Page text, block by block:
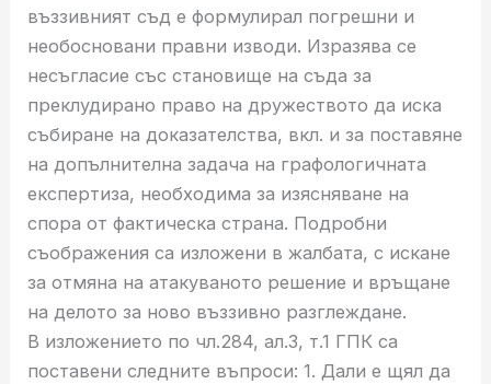
въззивният съд е формулирал погрешни и
необосновани правни изводи. Изразява се
несъгласие със становище на съда за
преклудирано право на дружеството да иска
събиране на доказателства, вкл. и за поставяне
на допълнителна задача на графологичната
експертиза, необходима за изясняване на
спора от фактическа страна. Подробни
съображения са изложени в жалбата, с искане
за отмяна на атакуваното решение и връщане
на делото за ново въззивно разглеждане.
В изложението по чл.284, ал.3, т.1 ГПК са
поставени следните въпроси: 1. Дали е щял да